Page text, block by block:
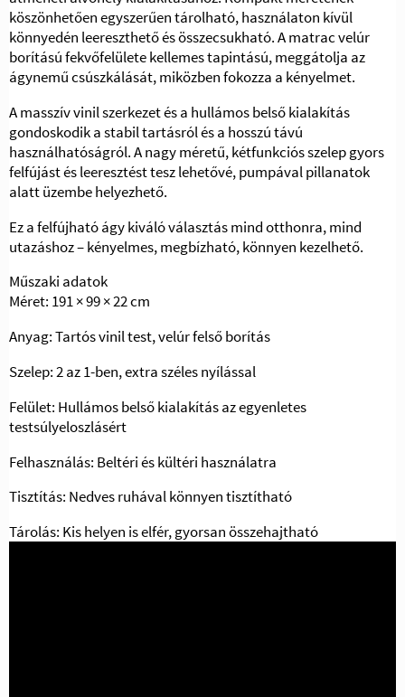
köszönhetően egyszerűen tárolható, használaton kívül
könnyedén leereszthető és összecsukható. A matrac velúr
borítású fekvőfelülete kellemes tapintású, meggátolja az
ágynemű csúszkálását, miközben fokozza a kényelmet.
A masszív vinil szerkezet és a hullámos belső kialakítás
gondoskodik a stabil tartásról és a hosszú távú
használhatóságról. A nagy méretű, kétfunkciós szelep gyors
felfújást és leeresztést tesz lehetővé, pumpával pillanatok
alatt üzembe helyezhető.
Ez a felfújható ágy kiváló választás mind otthonra, mind
utazáshoz – kényelmes, megbízható, könnyen kezelhető.
Műszaki adatok
Méret: 191 × 99 × 22 cm
Anyag: Tartós vinil test, velúr felső borítás
Szelep: 2 az 1-ben, extra széles nyílással
Felület: Hullámos belső kialakítás az egyenletes
testsúlyeloszlásért
Felhasználás: Beltéri és kültéri használatra
Tisztítás: Nedves ruhával könnyen tisztítható
Tárolás: Kis helyen is elfér, gyorsan összehajtható